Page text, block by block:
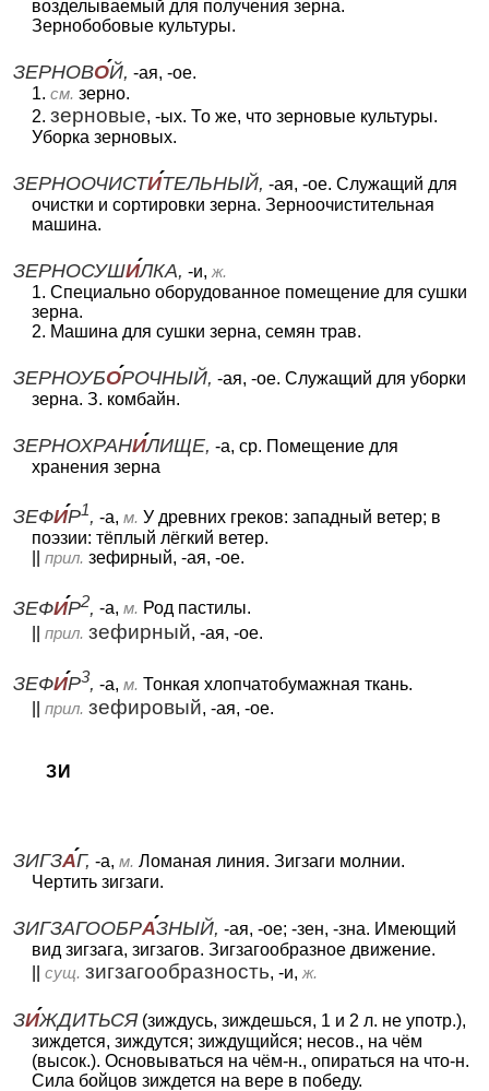
возделываемый для получения зерна.
Зернобобовые культуры.
ЗЕРНОВОЙ, -ая, -ое.
1. см. зерно.
2. зерновые, -ых. То же, что зерновые культуры.
Уборка зерновых.
ЗЕРНООЧИСТИТЕЛЬНЫЙ, -ая, -ое. Служащий для
очистки и сортировки зерна. Зерноочистительная
машина.
ЗЕРНОСУШИЛКА, -и, ж.
1. Специально оборудованное помещение для сушки
зерна.
2. Машина для сушки зерна, семян трав.
ЗЕРНОУБОРОЧНЫЙ, -ая, -ое. Служащий для уборки
зерна. З. комбайн.
ЗЕРНОХРАНИЛИЩЕ, -а, ср. Помещение для
хранения зерна
ЗЕФИР1, -а, м. У древних греков: западный ветер; в
поэзии: тёплый лёгкий ветер.
прил. зефирный, -ая, -ое.
ЗЕФИР2, -а, м. Род пастилы.
прил. зефирный, -ая, -ое.
ЗЕФИР3, -а, м. Тонкая хлопчатобумажная ткань.
прил. зефировый, -ая, -ое.
ЗИ
ЗИГЗАГ, -а, м. Ломаная линия. Зигзаги молнии.
Чертить зигзаги.
ЗИГЗАГООБРАЗНЫЙ, -ая, -ое; -зен, -зна. Имеющий
вид зигзага, зигзагов. Зигзагообразное движение.
сущ. зигзагообразность, -и, ж.
ЗИЖДИТЬСЯ(зиждусь, зиждешься, 1 и 2 л. не употр.),
зиждется, зиждутся; зиждущийся; несов., на чём
(высок.). Основываться на чём-н., опираться на что-н.
Сила бойцов зиждется на вере в победу.